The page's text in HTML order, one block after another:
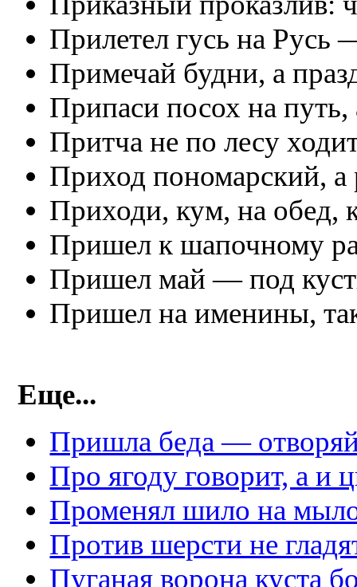
Прилетел гусь на Русь
Примечай будни, а
Припаси посох на путь,
Притча не по лесу
Приход пономарский, а
Приходи, кум, на обед,
Пришел к шапочному
Пришел май — под
Пришел на именины,
Еще...
Пришла беда —
Про ягоду говорит, а и
Променял шило на
Против шерсти не
Пуганая ворона куста